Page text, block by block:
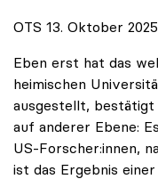
OTS 13. Oktober 2025
Eben erst hat das
heimischen
ausgestellt, bestätigt
auf anderer Ebene:
US-Forscher:innen,
ist das Ergebnis